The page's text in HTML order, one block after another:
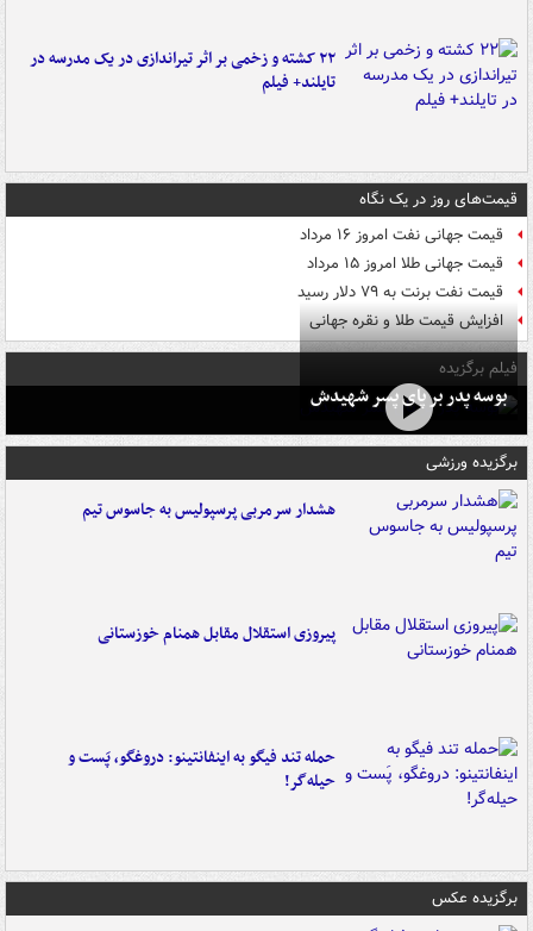
۲۲ کشته و زخمی بر اثر تیراندازی در یک مدرسه در
تایلند+ فیلم
قیمت‌های روز در یک نگاه
قیمت جهانی نفت امروز ۱۶ مرداد
قیمت جهانی طلا امروز ۱۵ مرداد
قیمت نفت برنت به ۷۹ دلار رسید
افزایش قیمت طلا و نقره جهانی
فیلم برگزیده
بوسه‌ پدر بر پای پسر شهیدش
برگزیده ورزشی
هشدار سرمربی پرسپولیس به جاسوس تیم
پیروزی استقلال مقابل همنام خوزستانی
حمله تند فیگو به اینفانتینو: دروغگو، پَست‌ و
حیله‌گر!
برگزیده عکس